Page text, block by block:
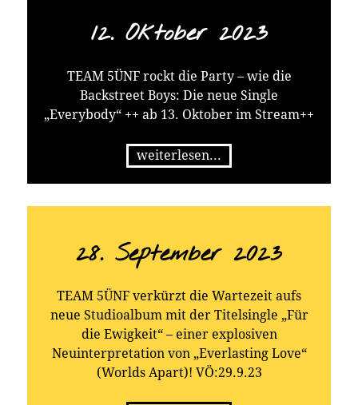
12. Oktober 2023
TEAM 5ÜNF rockt die Party – wie die
Backstreet Boys: Die neue Single
„Everybody“ ++ ab 13. Oktober im Stream++
weiterlesen...
28. September 2023
TEAM 5ÜNF verkürzt die Wartezeit aufs
neue Studioalbum mit der Titelsingle „Für
die Ewigkeit“ – einer explosiven
Neuinterpretation von „Everlasting Love“
(Worlds Apart)! VÖ:29.9.23